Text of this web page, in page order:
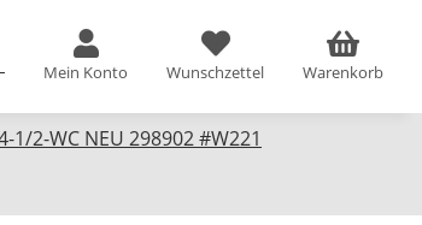
Mein Konto Wunschzettel Warenkorb
2-WC NEU 298902 #W221